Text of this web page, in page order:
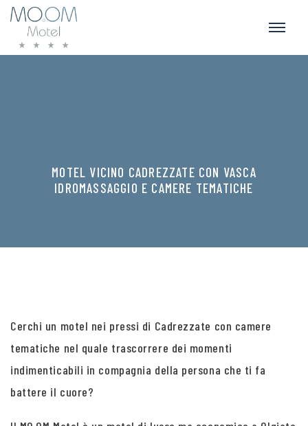
MOTEL VICINO CADREZZATE CON VASCA
IDROMASSAGGIO E CAMERE TEMATICHE
Cerchi un motel nei pressi di Cadrezzate con camere
tematiche nel quale trascorrere dei momenti
indimenticabili in compagnia della persona che ti fa
battere il cuore?